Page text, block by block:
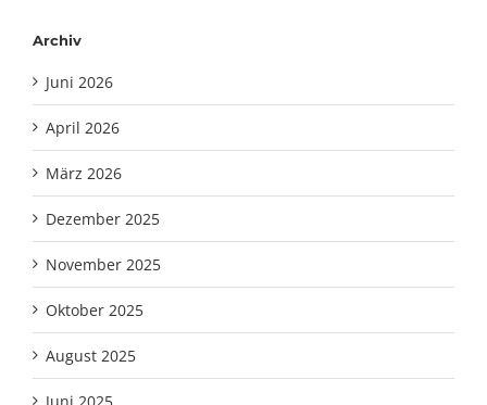
Archiv
Juni 2026
April 2026
März 2026
Dezember 2025
November 2025
Oktober 2025
August 2025
Juni 2025